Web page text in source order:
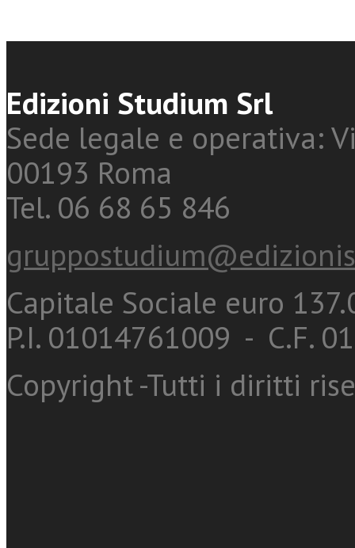
Edizioni Studium Srl
Sede legale e operativa:
00193 Roma
Tel. 06 68 65 846
Capitale Sociale euro
P.I. 01014761009 - C.F.
Copyright -Tutti i diritti